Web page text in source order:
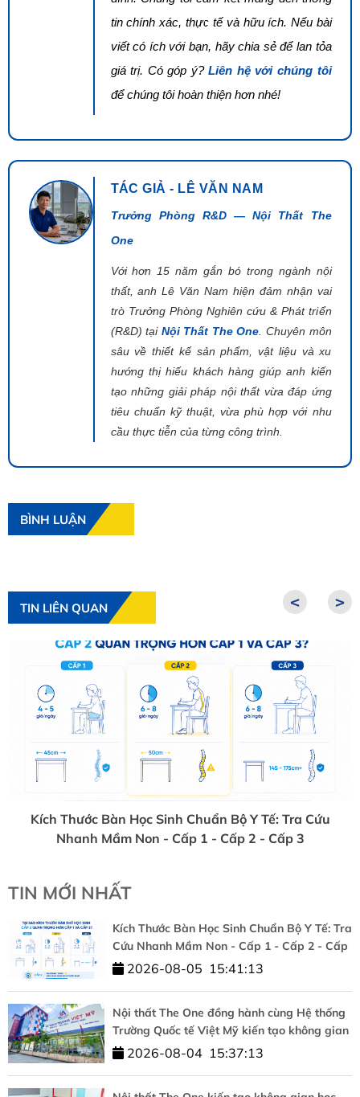
tin chính xác, thực tế và hữu ích. Nếu bài
viết có ích với bạn, hãy chia sẻ để lan tỏa
giá trị. Có góp ý?Liên hệ với chúng tôi
để chúng tôi hoàn thiện hơn nhé!
TÁC GIẢ - LÊ VĂN NAM
Trưởng Phòng R&D — Nội Thất The
One
Với hơn 15 năm gắn bó trong ngành nội
thất, anh Lê Văn Nam hiện đảm nhận vai
trò Trưởng Phòng Nghiên cứu & Phát triển
(R&D) tại Nội Thất The One . Chuyên môn
sâu về thiết kế sản phẩm, vật liệu và xu
hướng thị hiếu khách hàng giúp anh kiến
tạo những giải pháp nội thất vừa đáp ứng
tiêu chuẩn kỹ thuật, vừa phù hợp với nhu
cầu thực tiễn của từng công trình.
BÌNH LUẬN
TIN LIÊN QUAN <
Kích Thước Bàn Học Sinh Chuẩn Bộ Y Tế: Tra Cứu
Nhanh Mầm Non - Cấp 1 - Cấp 2 - Cấp 3
>
TIN MỚI NHẤT
Kích Thước Bàn Học Sinh Chuẩn Bộ Y Tế: Tra
Cứu Nhanh Mầm Non - Cấp 1 - Cấp 2 - Cấp
3
2026-08-05 15:41:13
Nội thất The One đồng hành cùng Hệ thống
Trường Quốc tế Việt Mỹ kiến tạo không gian
học tập chuẩn quốc tế
2026-08-04 15:37:13